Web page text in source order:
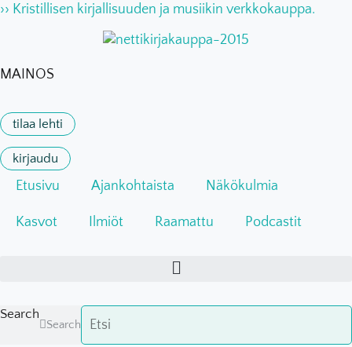
Mene
›› Kristillisen kirjallisuuden ja musiikin verkkokauppa.
MAINOS
tilaa lehti
kirjaudu
Etusivu Ajankohtaista Näkökulmia
Kasvot Ilmiöt Raamattu Podcastit
Search
Search